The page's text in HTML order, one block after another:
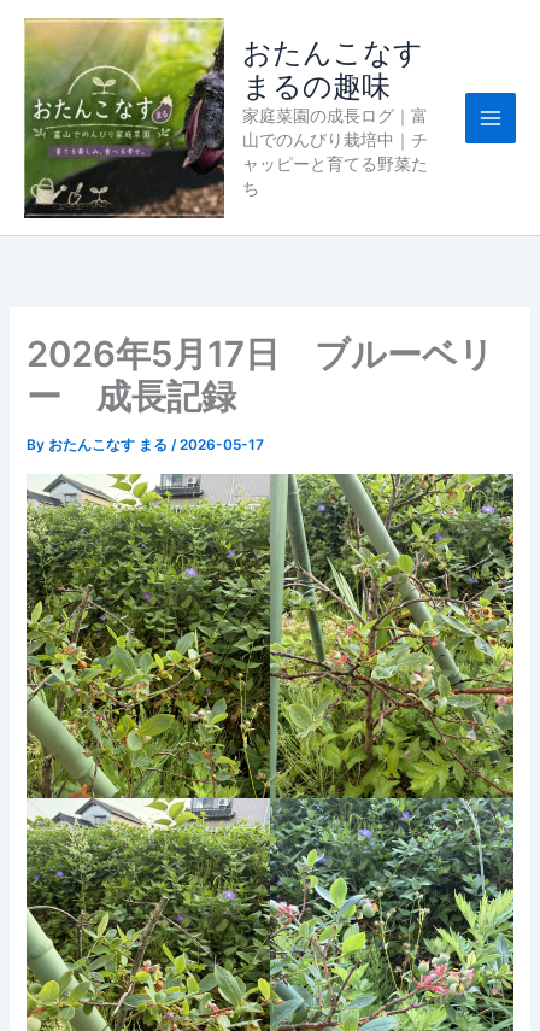
おたんこなす
まるの趣味
家庭菜園の成長ログ｜富
山でのんびり栽培中｜チ
ャッピーと育てる野菜た
ち
2026年5月17日 ブルーベリ
ー 成長記録
By おたんこなす まる/2026-05-17